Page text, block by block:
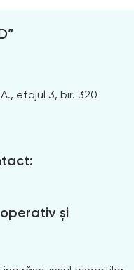
etajul 3, bir. 320
și